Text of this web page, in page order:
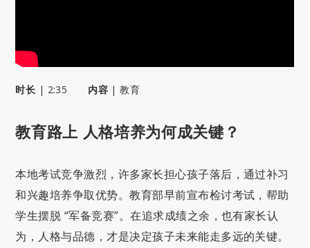
时长 | 2:35 内容 |教育
教育路上 人格培养为何成关键？
本地考试竞争激烈，许多家长担心孩子落后，通过补习
和兴趣培养争取优势。教育部早前宣布检讨考试，帮助
学生摆脱 “军备竞赛”。在追求成绩之余，也有家长认
为，人格与品德，才是决定孩子未来能走多远的关键。